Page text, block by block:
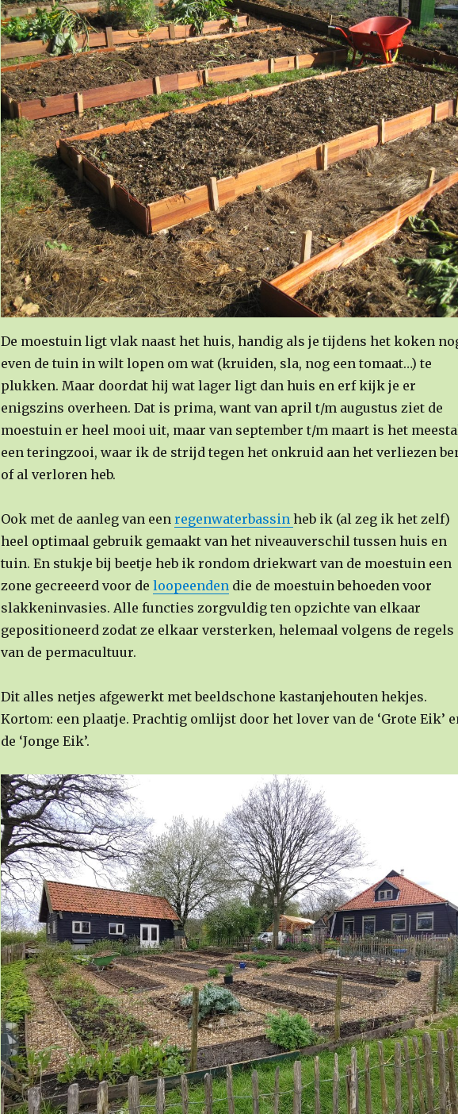
De moestuin ligt vlak naast het huis, handig als je tijdens het koken
even de tuin in wilt lopen om wat (kruiden, sla, nog een tomaat…) te
plukken. Maar doordat hij wat lager ligt dan huis en erf kijk je er
enigszins overheen. Dat is prima, want van april t/m augustus ziet de
moestuin er heel mooi uit, maar van september t/m maart is het
een teringzooi, waar ik de strijd tegen het onkruid aan het verliezen
of al verloren heb.
Ook met de aanleg van een regenwaterbassin heb ik (al zeg ik het zelf)
heel optimaal gebruik gemaakt van het niveauverschil tussen huis en
tuin. En stukje bij beetje heb ik rondom driekwart van de moestuin een
zone gecreeerd voor de loopeenden die de moestuin behoeden voor
slakkeninvasies. Alle functies zorgvuldig ten opzichte van elkaar
gepositioneerd zodat ze elkaar versterken, helemaal volgens de regels
van de permacultuur.
Dit alles netjes afgewerkt met beeldschone kastanjehouten hekjes.
Kortom: een plaatje. Prachtig omlijst door het lover van de ‘Grote Eik’
de ‘Jonge Eik’.